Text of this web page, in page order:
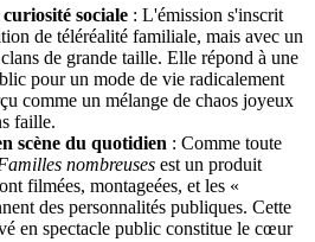
sociale : L'émission s'inscrit
de téléréalité familiale, mais avec un
de grande taille. Elle répond à une
pour un mode de vie radicalement
comme un mélange de chaos joyeux
faille.
scène du quotidien : Comme toute
nombreuses est un produit
filmées, montageées, et les «
des personnalités publiques. Cette
en spectacle public constitue le cœur